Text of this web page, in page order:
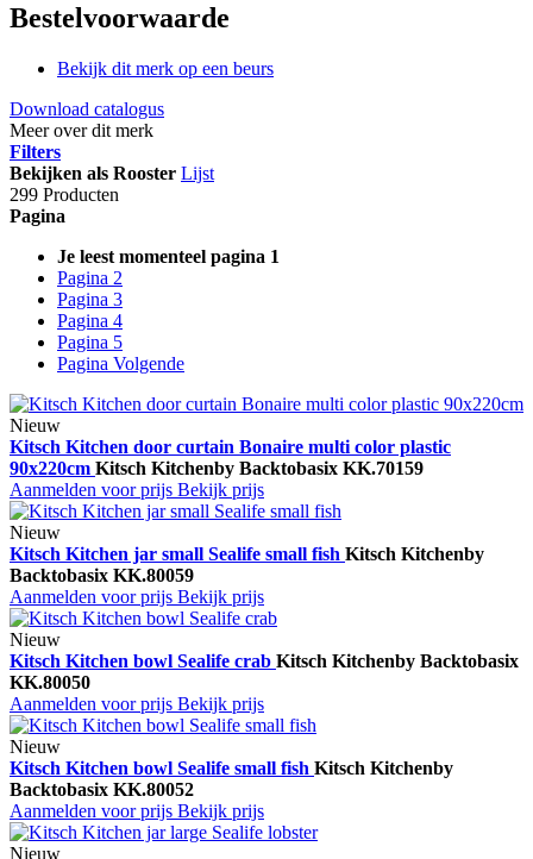
Bestelvoorwaarde
Bekijk dit merk op een beurs
Download catalogus
Meer over dit merk
Filters
Bekijken als Rooster Lijst
299 Producten
Pagina
Je leest momenteel pagina 1
Pagina 2
Pagina 3
Pagina 4
Pagina 5
Pagina Volgende
Nieuw
Kitsch Kitchen door curtain Bonaire multi color plastic
90x220cm Kitsch Kitchenby Backtobasix KK.70159
Aanmelden voor prijs Bekijk prijs
Nieuw
Kitsch Kitchen jar small Sealife small fish Kitsch Kitchenby
Backtobasix KK.80059
Aanmelden voor prijs Bekijk prijs
Nieuw
Kitsch Kitchen bowl Sealife crab Kitsch Kitchenby Backtobasix
KK.80050
Aanmelden voor prijs Bekijk prijs
Nieuw
Kitsch Kitchen bowl Sealife small fish Kitsch Kitchenby
Backtobasix KK.80052
Aanmelden voor prijs Bekijk prijs
Nieuw